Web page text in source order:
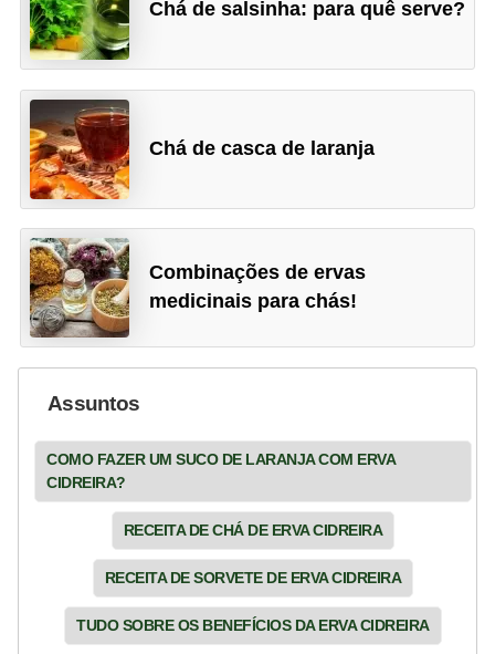
Chá de salsinha: para quê serve?
Chá de casca de laranja
Combinações de ervas
medicinais para chás!
Assuntos
COMO FAZER UM SUCO DE LARANJA COM ERVA
CIDREIRA?
RECEITA DE CHÁ DE ERVA CIDREIRA
RECEITA DE SORVETE DE ERVA CIDREIRA
TUDO SOBRE OS BENEFÍCIOS DA ERVA CIDREIRA